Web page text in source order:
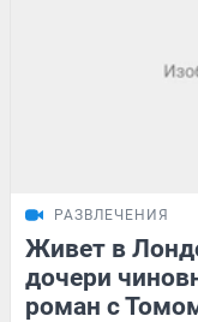
РАЗВЛЕЧЕНИЯ
Живет в
дочери
роман с